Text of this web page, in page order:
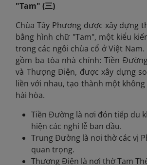
"Tam" (三)
Chùa Tây Phương được xây dựng
bằng hình chữ "Tam", một kiểu
trong các ngôi chùa cổ ở Việt Nam.
gồm ba tòa nhà chính: Tiền
và Thượng Điện, được xây dựng
liền với nhau, tạo thành một
hài hòa.
Tiền Đường là nơi đón tiếp du
hiện các nghi lễ ban đầu.
Trung Đường là nơi thờ các vị
quan trọng.
Thượng Điện là nơi thờ Tam